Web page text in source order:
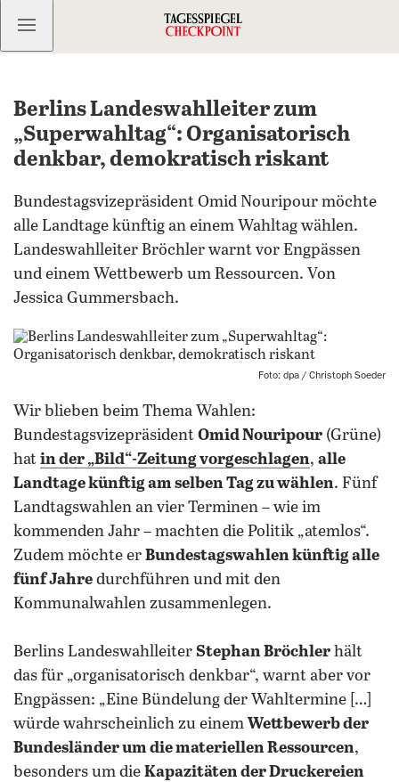
Kostenlos anmelden
Berlins Landeswahlleiter zum
„Superwahltag“: Organisatorisch
denkbar, demokratisch riskant
Bundestagsvizepräsident Omid Nouripour möchte
alle Landtage künftig an einem Wahltag wählen.
Landeswahlleiter Bröchler warnt vor Engpässen
und einem Wettbewerb um Ressourcen. Von
Jessica Gummersbach.
Foto: dpa / Christoph Soeder
Wir blieben beim Thema Wahlen:
Bundestagsvizepräsident Omid Nouripour (Grüne)
hat in der „Bild“-Zeitung vorgeschlagen, alle
Landtage künftig am selben Tag zu wählen. Fünf
Landtagswahlen an vier Terminen – wie im
kommenden Jahr – machten die Politik „atemlos“.
Zudem möchte er Bundestagswahlen künftig alle
fünf Jahre durchführen und mit den
Kommunalwahlen zusammenlegen.
Berlins Landeswahlleiter Stephan Bröchler hält
das für „organisatorisch denkbar“, warnt aber vor
Engpässen: „Eine Bündelung der Wahltermine […]
würde wahrscheinlich zu einem Wettbewerb der
Bundesländer um die materiellen Ressourcen,
besonders um die Kapazitäten der Druckereien